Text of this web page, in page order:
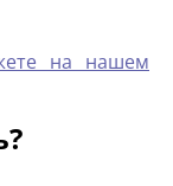
на нашем